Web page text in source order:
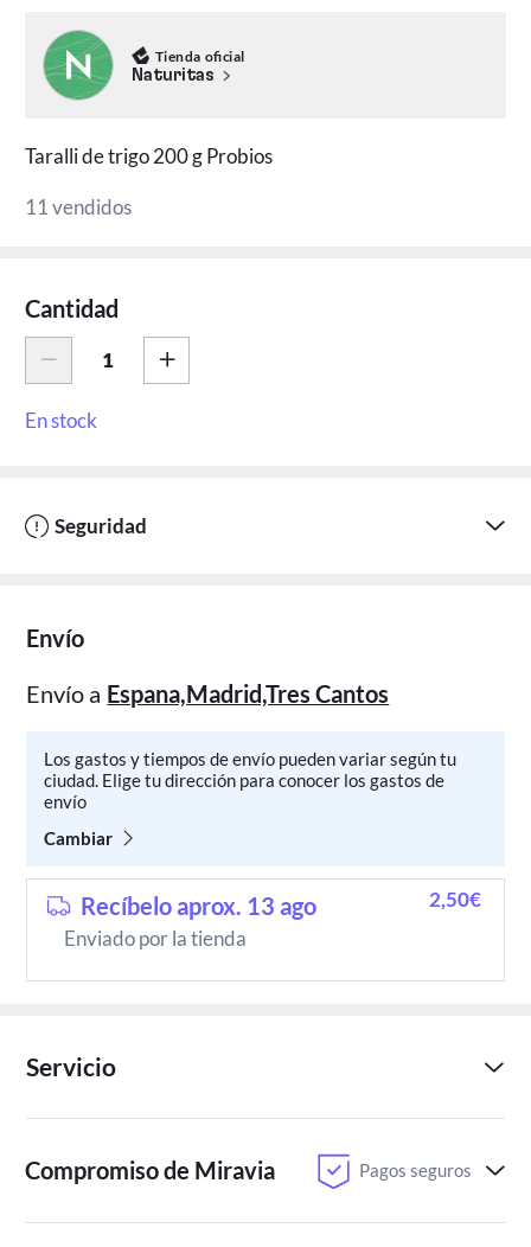
Tienda oficial
Naturitas
Taralli de trigo 200 g Probios
11 vendidos
Cantidad
En stock
Seguridad
Envío
Envío a Espana,Madrid,Tres Cantos
Los gastos y tiempos de envío pueden variar según tu
ciudad. Elige tu dirección para conocer los gastos de
envío
Cambiar
Recíbelo aprox. 13 ago
2,50€
Enviado por la tienda
Servicio
Compromiso de Miravia Pagos seguros